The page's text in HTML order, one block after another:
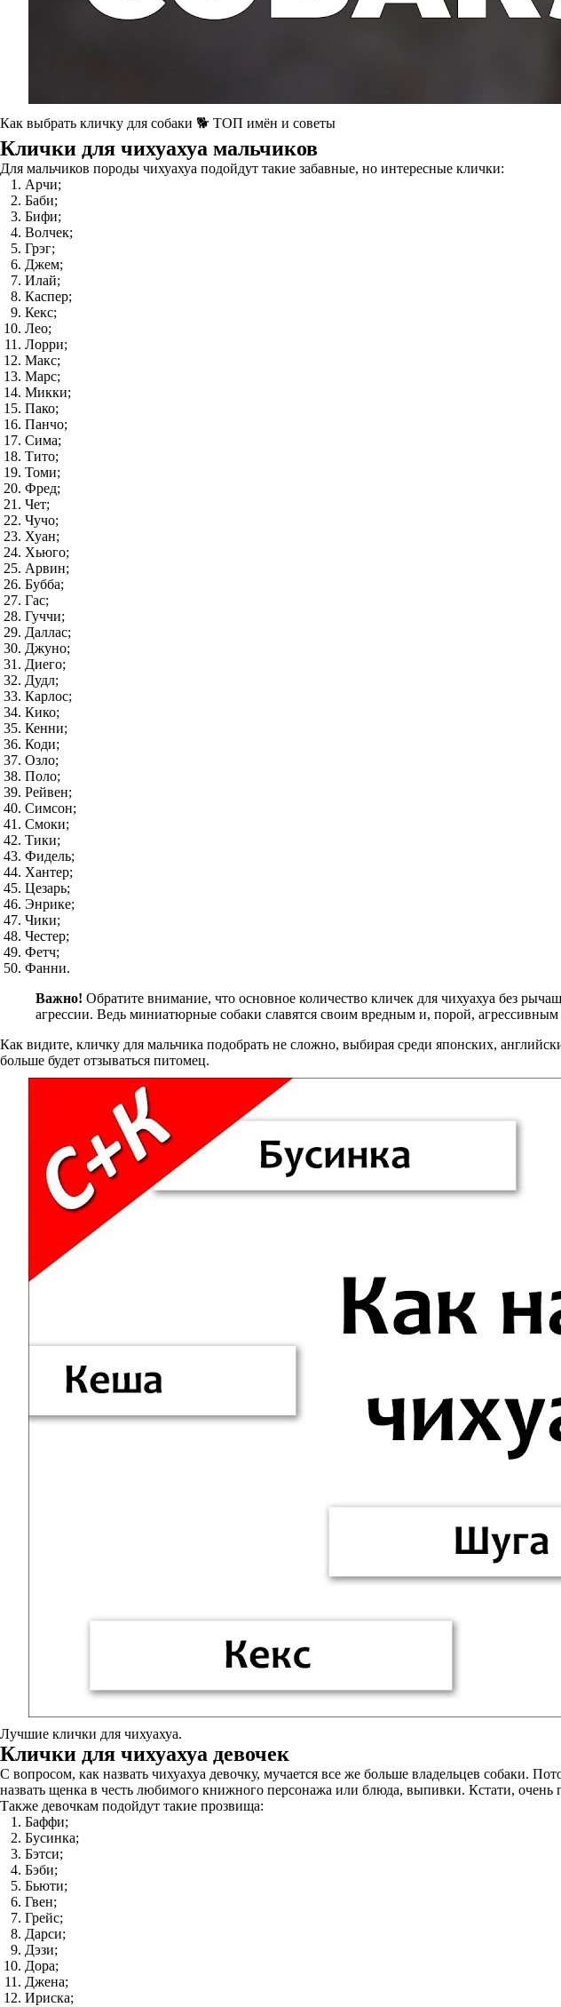
Как выбрать кличку для собаки 🐕 ТОП имён и советы
Клички для чихуахуа мальчиков
Для мальчиков породы чихуахуа подойдут такие забавные, но интересные клички:
Арчи;
Баби;
Бифи;
Волчек;
Грэг;
Джем;
Илай;
Каспер;
Кекс;
Лео;
Лорри;
Макс;
Марс;
Микки;
Пако;
Панчо;
Сима;
Тито;
Томи;
Фред;
Чет;
Чучо;
Хуан;
Хьюго;
Арвин;
Бубба;
Гас;
Гуччи;
Даллас;
Джуно;
Диего;
Дудл;
Карлос;
Кико;
Кенни;
Коди;
Озло;
Поло;
Рейвен;
Симсон;
Смоки;
Тики;
Фидель;
Хантер;
Цезарь;
Энрике;
Чики;
Честер;
Фетч;
Фанни.
Важно! Обратите внимание, что основное количество кличек для чихуахуа без
агрессии. Ведь миниатюрные собаки славятся своим вредным и, порой, агрессивным
Как видите, кличку для мальчика подобрать не сложно, выбирая среди японских,
больше будет отзываться питомец.
Лучшие клички для чихуахуа.
Клички для чихуахуа девочек
С вопросом, как назвать чихуахуа девочку, мучается все же больше владельцев собаки.
назвать щенка в честь любимого книжного персонажа или блюда, выпивки. Кстати,
Также девочкам подойдут такие прозвища:
Баффи;
Бусинка;
Бэтси;
Бэби;
Бьюти;
Гвен;
Грейс;
Дарси;
Дэзи;
Дора;
Джена;
Ириска;